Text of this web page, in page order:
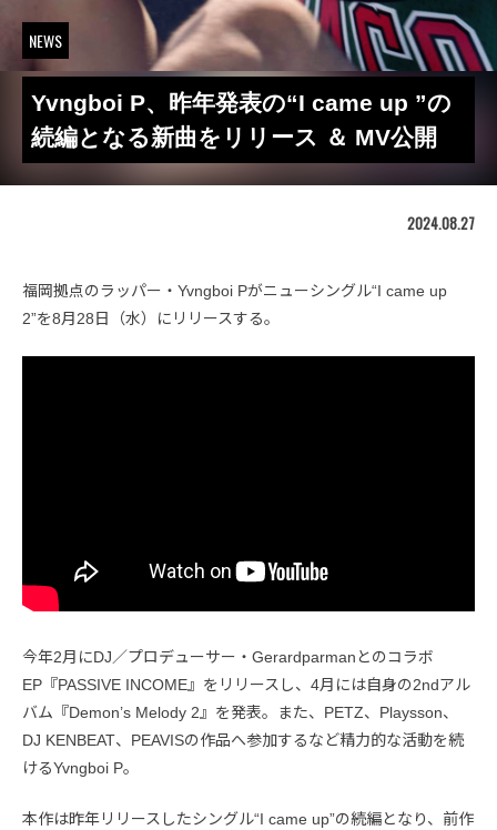
NEWS
Yvngboi P、昨年発表の“I came up ”の
続編となる新曲をリリース ＆ MV公開
2024.08.27
福岡拠点のラッパー・Yvngboi Pがニューシングル“I came up
2”を8月28日（水）にリリースする。
今年2月にDJ／プロデューサー・Gerardparmanとのコラボ
EP『PASSIVE INCOME』をリリースし、4月には自身の2ndアル
バム『Demon’s Melody 2』を発表。また、PETZ、Playsson、
DJ KENBEAT、PEAVISの作品へ参加するなど精力的な活動を続
けるYvngboi P。
本作は昨年リリースしたシングル“I came up”の続編となり、前作